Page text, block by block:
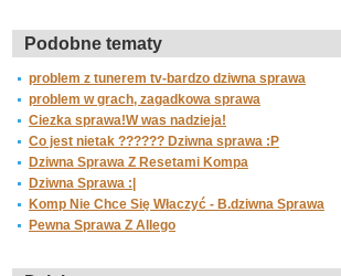
Podobne tematy
problem z tunerem tv-bardzo dziwna sprawa
problem w grach, zagadkowa sprawa
Ciezka sprawa!W was nadzieja!
Co jest nietak ?????? Dziwna sprawa :P
Dziwna Sprawa Z Resetami Kompa
Dziwna Sprawa :|
Komp Nie Chce Się Właczyć - B.dziwna Sprawa
Pewna Sprawa Z Allego